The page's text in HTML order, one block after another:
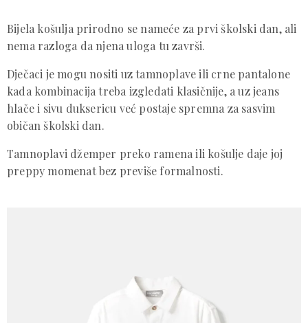
Bijela košulja prirodno se nameće za prvi školski dan, ali
nema razloga da njena uloga tu završi.
Dječaci je mogu nositi uz tamnoplave ili crne pantalone
kada kombinacija treba izgledati klasičnije, a uz jeans
hlače i sivu duksericu već postaje spremna za sasvim
običan školski dan.
Tamnoplavi džemper preko ramena ili košulje daje joj
preppy momenat bez previše formalnosti.